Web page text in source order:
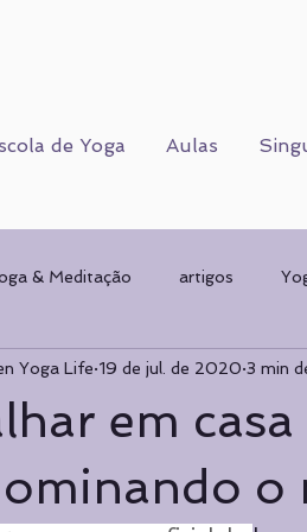
de Yoga Aulas
& Meditação artigos
Corpo Humano CORPO
planos de Yoga
em
o
Yoga Life 19 de jul. de 2020 3 min